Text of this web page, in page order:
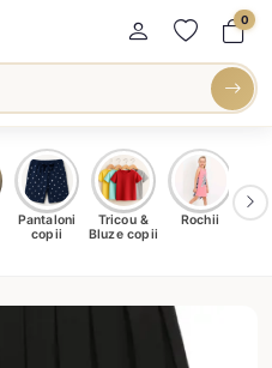
0
Pantaloni
copii
Tricou &
Bluze copii
Rochii